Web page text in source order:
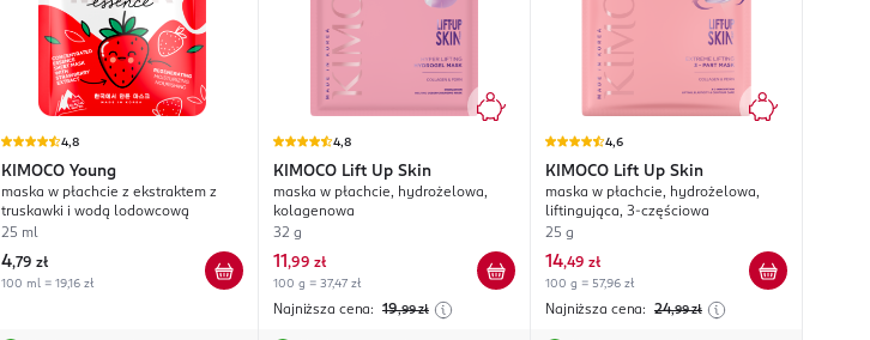
4,8
KIMOCO Young
maska w płachcie z ekstraktem z
truskawki i wodą lodowcową
25 ml
4,79 zł
100 ml = 19,16 zł
4,8
KIMOCO Lift Up Skin
maska w płachcie, hydrożelowa,
kolagenowa
32 g
11 ,99 zł
100 g = 37,47 zł
Najniższa cena: 19,99 zł
4,6
KIMOCO Lift Up Skin
maska w płachcie, hydrożelowa,
liftingująca, 3-częściowa
25 g
14,49 zł
100 g = 57,96 zł
Najniższa cena: 24,99 zł